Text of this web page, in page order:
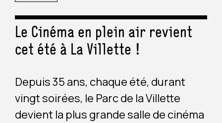
Le Cinéma en plein air revient
cet été à La Villette !
Depuis 35 ans, chaque été, durant
vingt soirées, le Parc de la Villette
devient la plus grande salle de cinéma